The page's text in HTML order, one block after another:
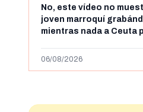
No, este vídeo no
joven marroquí
mientras nada a Ceuta
más de 450km de Ceuta
06/08/2026